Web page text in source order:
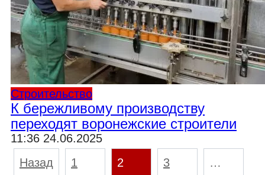
Строительство
К бережливому производству
переходят воронежские строители
11:36 24.06.2025
Пагинация
записей
Назад 1 2 3 …